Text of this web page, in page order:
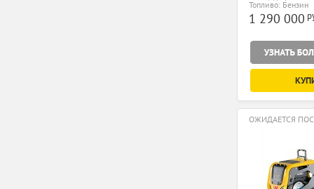
Топливо: Бензин
1 290 000
ОЖИДАЕТСЯ